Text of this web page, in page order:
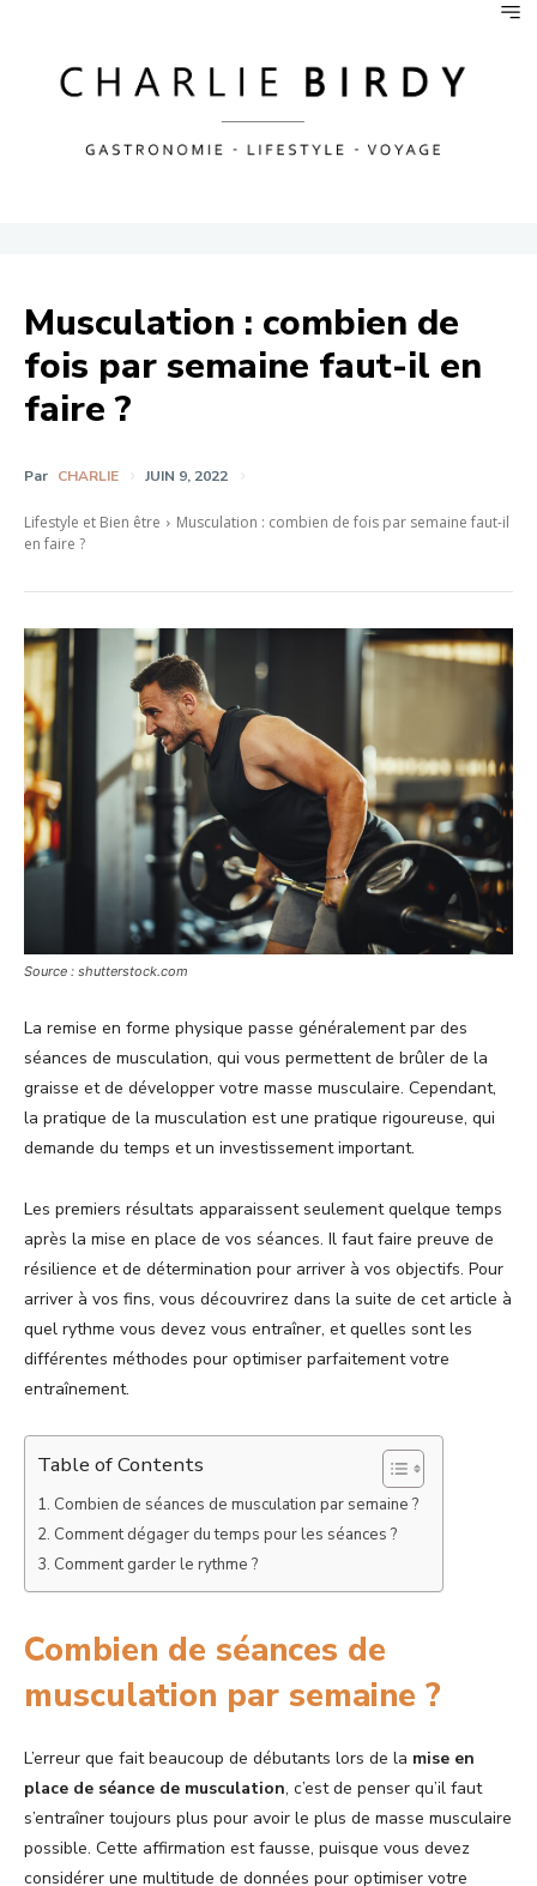
Musculation : combien de
fois par semaine faut-il en
faire ?
Par CHARLIE JUIN 9, 2022
Lifestyle et Bien être
Musculation : combien de fois par semaine faut-il
en faire ?
Source : shutterstock.com
La remise en forme physique passe généralement par des
séances de musculation, qui vous permettent de brûler de la
graisse et de développer votre masse musculaire. Cependant,
la pratique de la musculation est une pratique rigoureuse, qui
demande du temps et un investissement important.
Les premiers résultats apparaissent seulement quelque temps
après la mise en place de vos séances. Il faut faire preuve de
résilience et de détermination pour arriver à vos objectifs. Pour
arriver à vos fins, vous découvrirez dans la suite de cet article à
quel rythme vous devez vous entraîner, et quelles sont les
différentes méthodes pour optimiser parfaitement votre
entraînement.
Table of Contents
Combien de séances de musculation par semaine ?
Comment dégager du temps pour les séances ?
Comment garder le rythme ?
Combien de séances de
musculation par semaine ?
L’erreur que fait beaucoup de débutants lors de la mise en
place de séance de musculation, c’est de penser qu’il faut
s’entraîner toujours plus pour avoir le plus de masse musculaire
possible. Cette affirmation est fausse, puisque vous devez
considérer une multitude de données pour optimiser votre